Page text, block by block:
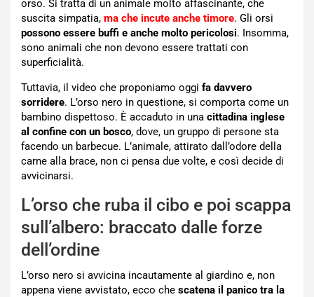
orso. Si tratta di un animale molto affascinante, che
suscita simpatia, ma che incute anche timore. Gli orsi
possono essere buffi e anche molto pericolosi. Insomma,
sono animali che non devono essere trattati con
superficialità.
Tuttavia, il video che proponiamo oggi fa davvero
sorridere. L’orso nero in questione, si comporta come un
bambino dispettoso. È accaduto in una cittadina inglese
al confine con un bosco, dove, un gruppo di persone sta
facendo un barbecue. L’animale, attirato dall’odore della
carne alla brace, non ci pensa due volte, e così decide di
avvicinarsi.
L’orso che ruba il cibo e poi scappa
sull’albero: braccato dalle forze
dell’ordine
L’orso nero si avvicina incautamente al giardino e, non
appena viene avvistato, ecco che scatena il panico tra la